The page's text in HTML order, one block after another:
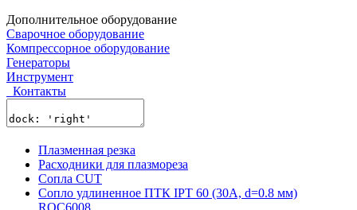
Дополнительное оборудование
Сварочное оборудование
Компрессорное оборудование
Генераторы
Инструмент
Контакты
Плазменная резка
Расходники для плазмореза
Сопла CUT
Сопло удлиненное ПТК IPT 60 (30A, d=0.8 мм)
ROC6008